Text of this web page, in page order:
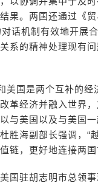
果。两国还通过《
话机制有效地开展
系的精神处理现有
美国是两个互补的经
革经济并融入世界
与美国以及与美国
胜海副部长强调，“
链，更好地连接两国
国驻胡志明市总领